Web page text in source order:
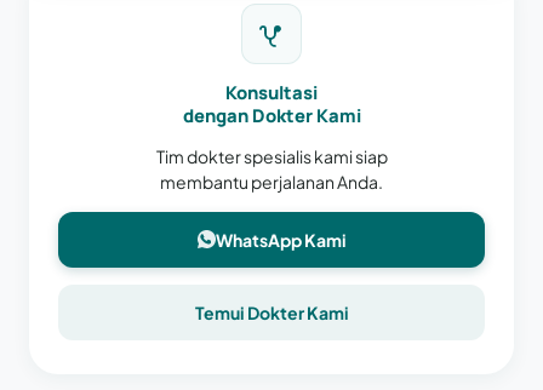
Konsultasi
dengan Dokter Kami
Tim dokter spesialis kami siap
membantu perjalanan Anda.
WhatsApp Kami
Temui Dokter Kami